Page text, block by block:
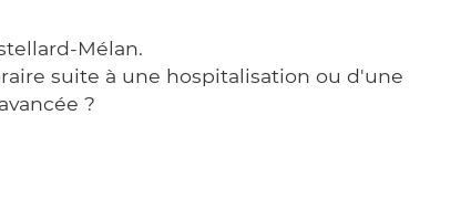
Mélan.
suite à une hospitalisation ou d'une
?